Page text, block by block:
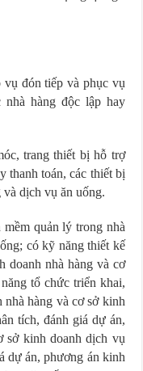
đón tiếp và phục vụ
hàng độc lập hay
trang thiết bị hỗ trợ
thanh toán, các thiết bị
dịch vụ ăn uống.
quản lý trong nhà
có kỹ năng thiết kế
doanh nhà hàng và cơ
tổ chức triển khai,
hàng và cơ sở kinh
tích, đánh giá dự án,
sở kinh doanh dịch vụ
dự án, phương án kinh